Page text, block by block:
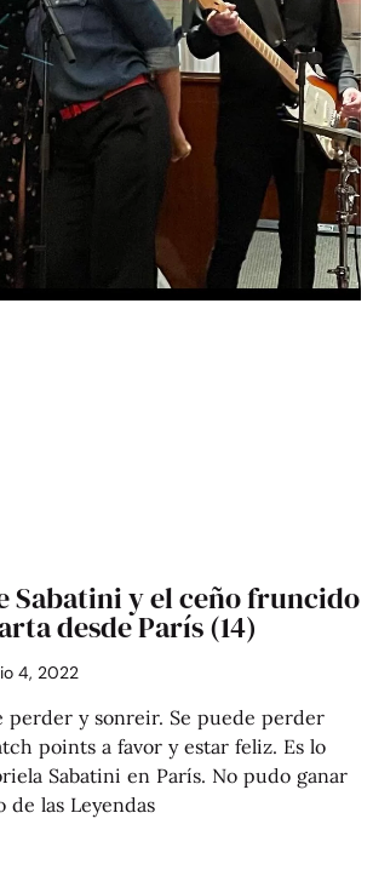
Sabatini y el ceño fruncido
desde París (14)
4, 2022
perder y sonreir. Se puede perder
points a favor y estar feliz. Es lo
Sabatini en París. No pudo ganar
de las Leyendas